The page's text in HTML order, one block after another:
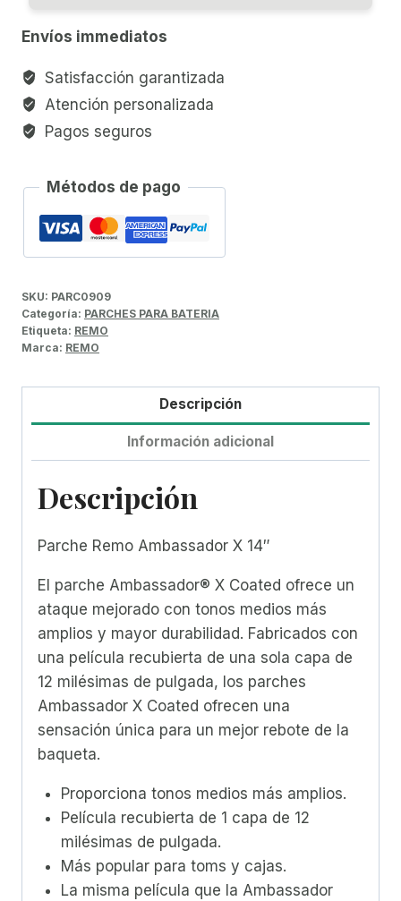
Envíos immediatos
Satisfacción garantizada
Atención personalizada
Pagos seguros
Métodos de pago
SKU: PARC0909
Categoría: PARCHES PARA BATERIA
Etiqueta: REMO
Marca: REMO
Descripción
Información adicional
Descripción
Parche Remo Ambassador X 14″
El parche Ambassador® X Coated ofrece un
ataque mejorado con tonos medios más
amplios y mayor durabilidad. Fabricados con
una película recubierta de una sola capa de
12 milésimas de pulgada, los parches
Ambassador X Coated ofrecen una
sensación única para un mejor rebote de la
baqueta.
Proporciona tonos medios más amplios.
Película recubierta de 1 capa de 12
milésimas de pulgada.
Más popular para toms y cajas.
La misma película que la Ambassador